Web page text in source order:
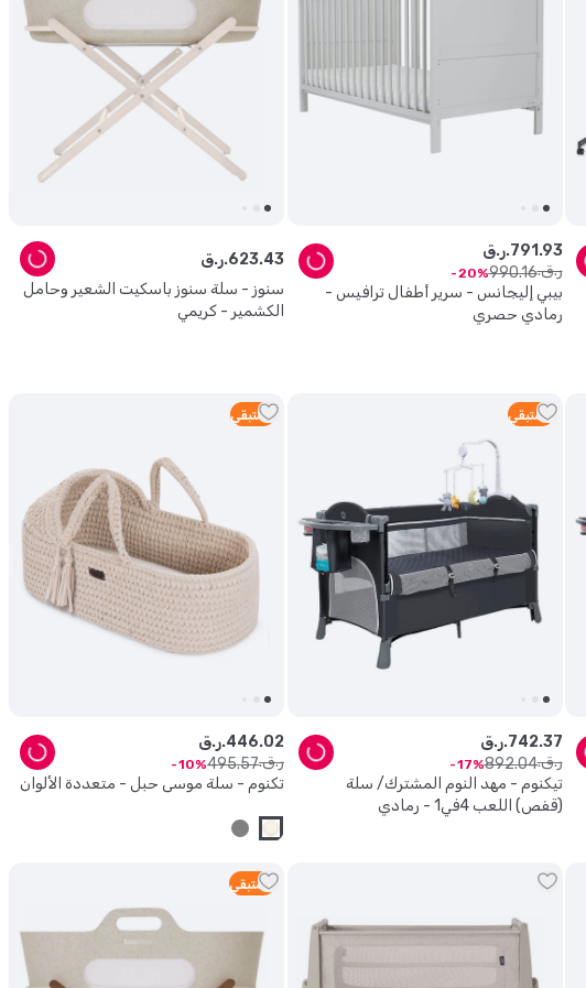
بيبي إليجانس - سرير أطفال ترافيس -
رمادي حصري
ر.ق.791 .93
ر.ق.
990.16
20
سنوز - سلة سنوز باسكيت الشعير وحامل
الكشمير - كريمي
ر.ق.623.43
3 متبقي
تيكنوم - مهد النوم المشترك/ سلة
(قفص) اللعب 4في1 - رمادي
ر.ق.742.37
ر.ق.
892.04
17
5 متبقي
تكنوم - سلة موسى حبل - متعددة الألوان
ر.ق.446.02
ر.ق.
495.57
10
2 متبقي